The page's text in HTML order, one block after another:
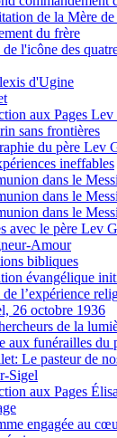
de la Mère
du frère
l'icône des
d'Ugine
aux Pages
sans frontières
du père Lev
ineffables
dans le
dans le
dans le
avec le père Lev
Amour
bibliques
évangélique
de l’expérience
26 octobre 1936
de la
aux funérailles du
Le pasteur de
Sigel
aux Pages
engagée au